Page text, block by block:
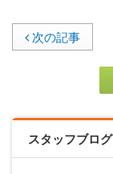
次の記事
スタッフブログ